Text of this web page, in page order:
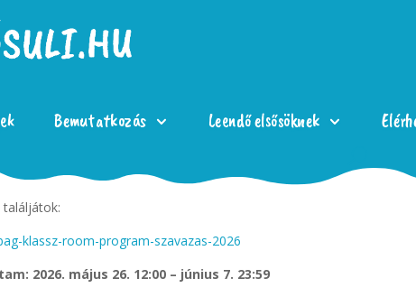
Bemutatkozás Leendő elsősöknek
Klassz Room Program közönségszavazása a WMN felületén.
találjátok:
klassz-room-program-szavazas-2026
2026. május 26. 12:00 – június 7. 23:59